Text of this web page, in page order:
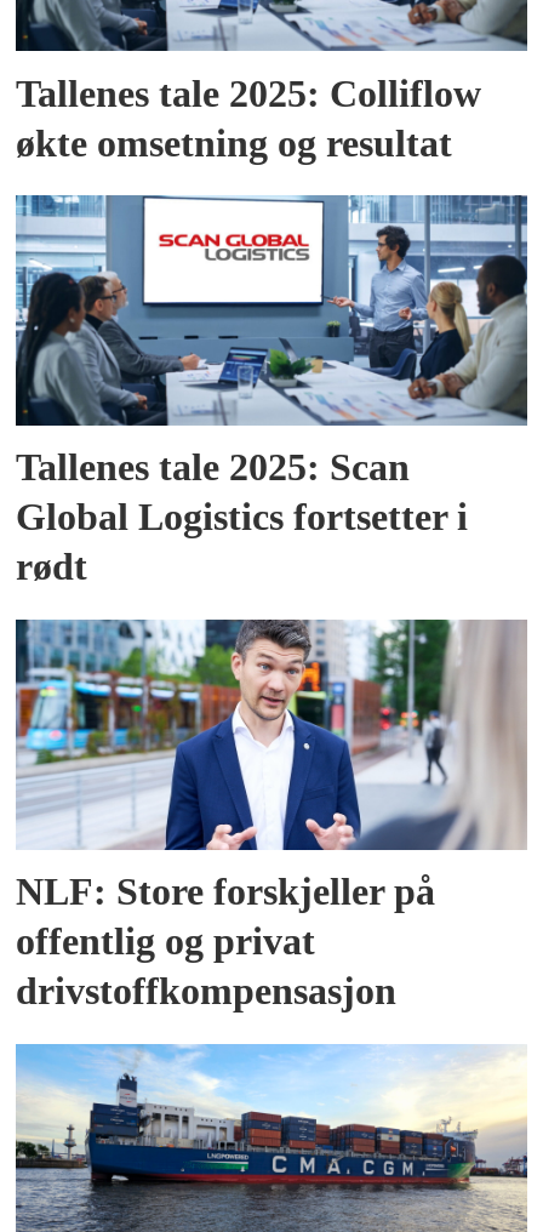
Tallenes tale 2025: Colliflow
økte omsetning og resultat
Tallenes tale 2025: Scan
Global Logistics fortsetter i
rødt
NLF: Store forskjeller på
offentlig og privat
drivstoffkompensasjon